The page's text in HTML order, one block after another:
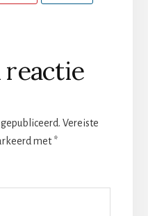
reactie
Vereiste
met*